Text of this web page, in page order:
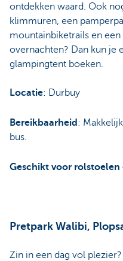
ontdekken waard. Ook
klimmuren, een
mountainbiketrails en
overnachten? Dan kun je
glampingtent boeken.
Locatie: Durbuy
Bereikbaarheid :
bus.
Geschikt voor rolstoelen
Pretpark Walibi,
Zin in een dag vol